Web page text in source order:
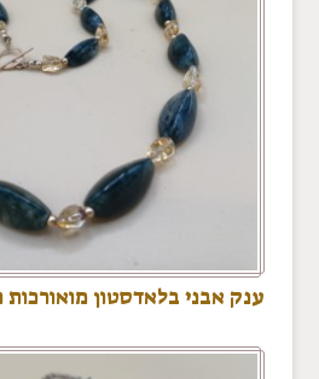
ענק אבני בלאדסטון מואורכות